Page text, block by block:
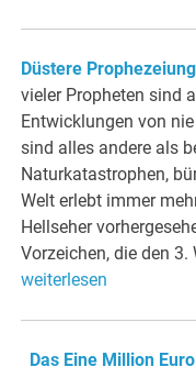
Düstere
vieler Propheten sind
Entwicklungen von
sind alles andere als
Naturkatastrophen,
Welt erlebt immer
Hellseher
Vorzeichen, die den
weiterlesen
Das Eine Million